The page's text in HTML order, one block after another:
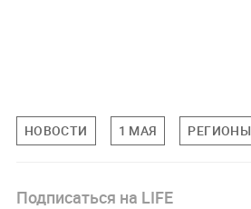
НОВОСТИ 1 МАЯ РЕГИОНЫ
Подписаться на LIFE